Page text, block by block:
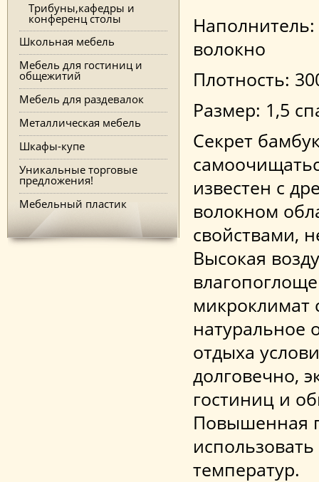
Трибуны,кафедры и
конференц столы
Школьная мебель
Мебель для гостиниц и
общежитий
Мебель для раздевалок
Металлическая мебель
Шкафы-купе
Уникальные торговые
предложения!
Мебельный пластик
волокно
Плотность:
Размер: 1,5
Секрет
известен с
волокном
свойствами,
Высокая
микроклимат
натуральное
отдыха
долговечно,
гостиниц и
Повышенная
температур.